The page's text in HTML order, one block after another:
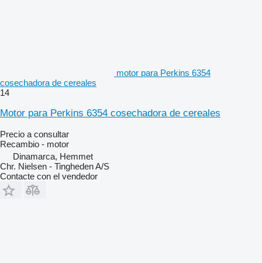
motor para Perkins 6354
cosechadora de cereales
14
Motor para Perkins 6354 cosechadora de cereales
Precio a consultar
Recambio - motor
Dinamarca, Hemmet
Chr. Nielsen - Tingheden A/S
Contacte con el vendedor